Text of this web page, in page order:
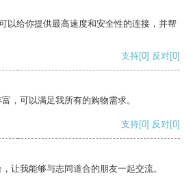
以给你提供最高速度和安全性的连接，并帮
支持[0] 反对[0]
，可以满足我所有的购物需求。
支持[0] 反对[0]
让我能够与志同道合的朋友一起交流。